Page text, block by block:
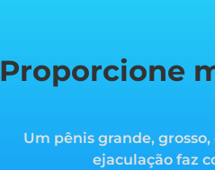
Proporcione
Um pênis grande,
ejaculação faz